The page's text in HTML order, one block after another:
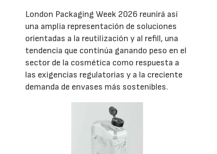
London Packaging Week 2026 reunirá así
una amplia representación de soluciones
orientadas a la reutilización y al refill, una
tendencia que continúa ganando peso en el
sector de la cosmética como respuesta a
las exigencias regulatorias y a la creciente
demanda de envases más sostenibles.